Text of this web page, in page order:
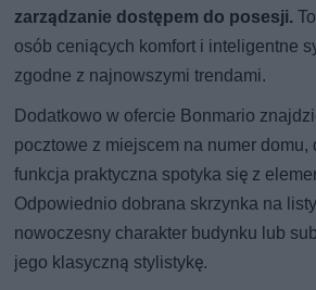
zarządzanie dostępem do posesji.
osób ceniących komfort i inteligentne
zgodne z najnowszymi trendami.
Dodatkowo w ofercie Bonmario
pocztowe z miejscem na numer domu,
funkcja praktyczna spotyka się z
Odpowiednio dobrana skrzynka na
nowoczesny charakter budynku lub
jego klasyczną stylistykę.